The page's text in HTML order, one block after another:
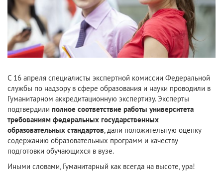
С 16 апреля специалисты экспертной комиссии Федеральной
службы по надзору в сфере образования и науки проводили в
Гуманитарном аккредитационную экспертизу. Эксперты
подтвердили полное соответствие работы университета
требованиям федеральных государственных
образовательных стандартов , дали положительную оценку
содержанию образовательных программ и качеству
подготовки обучающихся в вузе.
Иными словами, Гуманитарный как всегда на высоте, ура!